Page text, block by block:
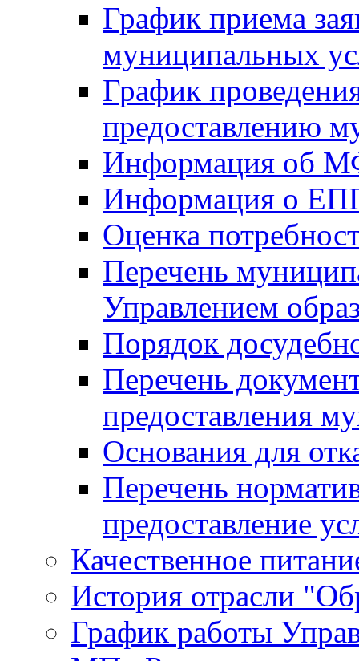
График приема
муниципальных
График
предоставлению
Информация об
Информация о
Оценка
Перечень
Управлением
Порядок
Перечень
предоставления
Основания для
Перечень
предоставление
Качественное
История отрасли
График работы